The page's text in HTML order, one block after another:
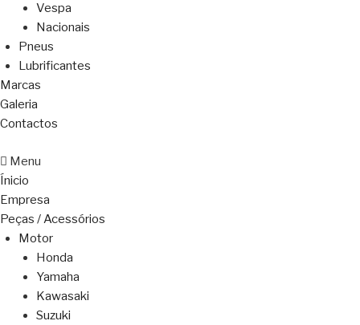
Vespa
Nacionais
Pneus
Lubrificantes
Marcas
Galeria
Contactos
Menu
Ínicio
Empresa
Peças / Acessórios
Motor
Honda
Yamaha
Kawasaki
Suzuki